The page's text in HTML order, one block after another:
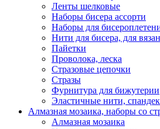
Ленты шелковые
Наборы бисера ассорти
Наборы для
Нити для бисера, для
Пайетки
Проволока, леска
Стразовые цепочки
Стразы
Фурнитура для бижутерии
Эластичные нити,
Алмазная мозаика, наборы со
Алмазная мозаика